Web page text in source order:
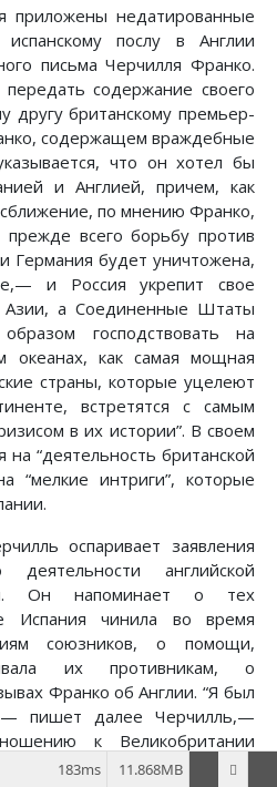
приложены недатированные
послу в Англии
письма Черчилля Франко.
содержание своего
другу британскому премьер-
содержащем враждебные
что он хотел бы
и Англией, причем, как
сближение, по мнению Франко,
всего борьбу против
Германия будет уничтожена,
и Россия укрепит свое
Азии, а Соединенные Штаты
господствовать на
океанах, как самая мощная
страны, которые уцелеют
встретятся с самым
в их истории”. В своем
“деятельность британской
“мелкие интриги”, которые
оспаривает заявления
деятельности английской
Он напоминает о тех
Испания чинила во время
союзников, о помощи,
их противникам, о
Франко об Англии. “Я был
пишет далее Черчилль,—
к Великобритании
которые начались во
11.868MB
183ms